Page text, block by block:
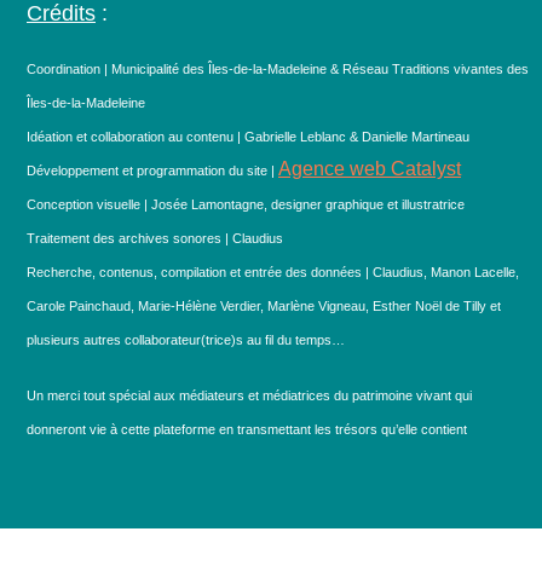
Crédits :
Coordination | Municipalité des Îles-de-la-Madeleine & Réseau Traditions vivantes des
Îles-de-la-Madeleine
Idéation et collaboration au contenu | Gabrielle Leblanc & Danielle Martineau
Développement et programmation du site | Agence web Catalyst
Conception visuelle | Josée Lamontagne, designer graphique et illustratrice
Traitement des archives sonores | Claudius
Recherche, contenus, compilation et entrée des données | Claudius, Manon Lacelle,
Carole Painchaud, Marie-Hélène Verdier, Marlène Vigneau, Esther Noël de Tilly et
plusieurs autres collaborateur(trice)s au fil du temps…
Un merci tout spécial aux médiateurs et médiatrices du patrimoine vivant qui
donneront vie à cette plateforme en transmettant les trésors qu’elle contient